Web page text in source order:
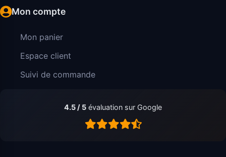
Mon compte
Mon panier
Espace client
Suivi de commande
4.5 / 5 évaluation sur Google